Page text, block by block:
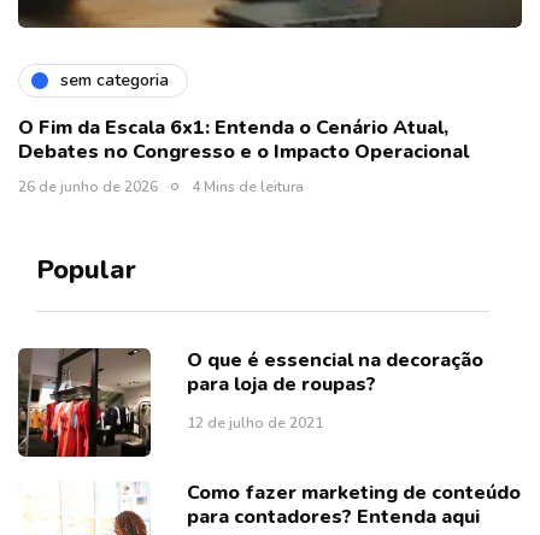
sem categoria
O Fim da Escala 6x1: Entenda o Cenário Atual,
Debates no Congresso e o Impacto Operacional
26 de junho de 2026 4 Mins de leitura
Popular
O que é essencial na decoração
para loja de roupas?
12 de julho de 2021
Como fazer marketing de conteúdo
para contadores? Entenda aqui